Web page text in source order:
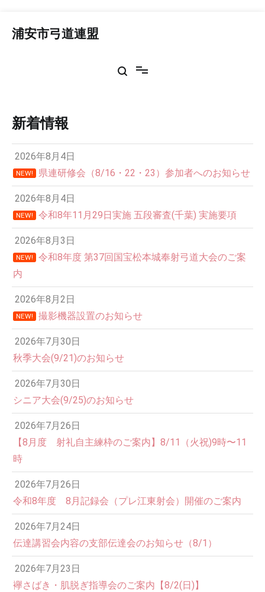
浦安市弓道連盟
新着情報
2026年8月4日
NEW! 県連研修会（8/16・22・23）参加者へのお知らせ
2026年8月4日
NEW! 令和8年11月29日実施 五段審査(千葉) 実施要項
2026年8月3日
NEW!
令和8年度 第37回国宝松本城奉射弓道大会のご案
内
2026年8月2日
NEW! 撮影機器設置のお知らせ
2026年7月30日
秋季大会(9/21)のお知らせ
2026年7月30日
シニア大会(9/25)のお知らせ
2026年7月26日
【8月度 射礼自主練枠のご案内】8/11（火祝)9時〜11
時
2026年7月26日
令和8年度 8月記録会（プレ江東射会）開催のご案内
2026年7月24日
伝達講習会内容の支部伝達会のお知らせ（8/1）
2026年7月23日
襷さばき・肌脱ぎ指導会のご案内【8/2(日)】